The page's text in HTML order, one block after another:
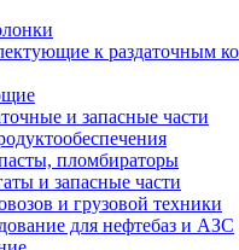
к раздаточным
и запасные части
пломбираторы
и запасные части
и грузовой техники
для нефтебаз и АЗС